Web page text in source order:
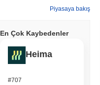
Piyasaya bakış
En Çok Kaybedenler
Heima
#707